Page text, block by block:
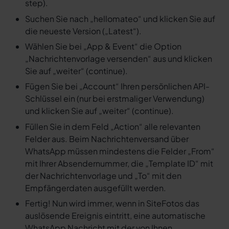
step).
Suchen Sie nach „hellomateo“ und klicken Sie auf
die neueste Version („Latest“).
Wählen Sie bei „App & Event“ die Option
„Nachrichtenvorlage versenden“ aus und klicken
Sie auf „weiter“ (continue).
Fügen Sie bei „Account“ Ihren persönlichen API-
Schlüssel ein (nur bei erstmaliger Verwendung)
und klicken Sie auf „weiter“ (continue).
Füllen Sie in dem Feld „Action“ alle relevanten
Felder aus. Beim Nachrichtenversand über
WhatsApp müssen mindestens die Felder „From“
mit Ihrer Absendernummer, die „Template ID“ mit
der Nachrichtenvorlage und „To“ mit den
Empfängerdaten ausgefüllt werden.
Fertig! Nun wird immer, wenn in SiteFotos das
auslösende Ereignis eintritt, eine automatische